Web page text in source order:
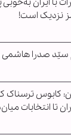
با ایران
نزدیک است!
صدرا هاشمی
کابوس ترسناک
تا انتخابات